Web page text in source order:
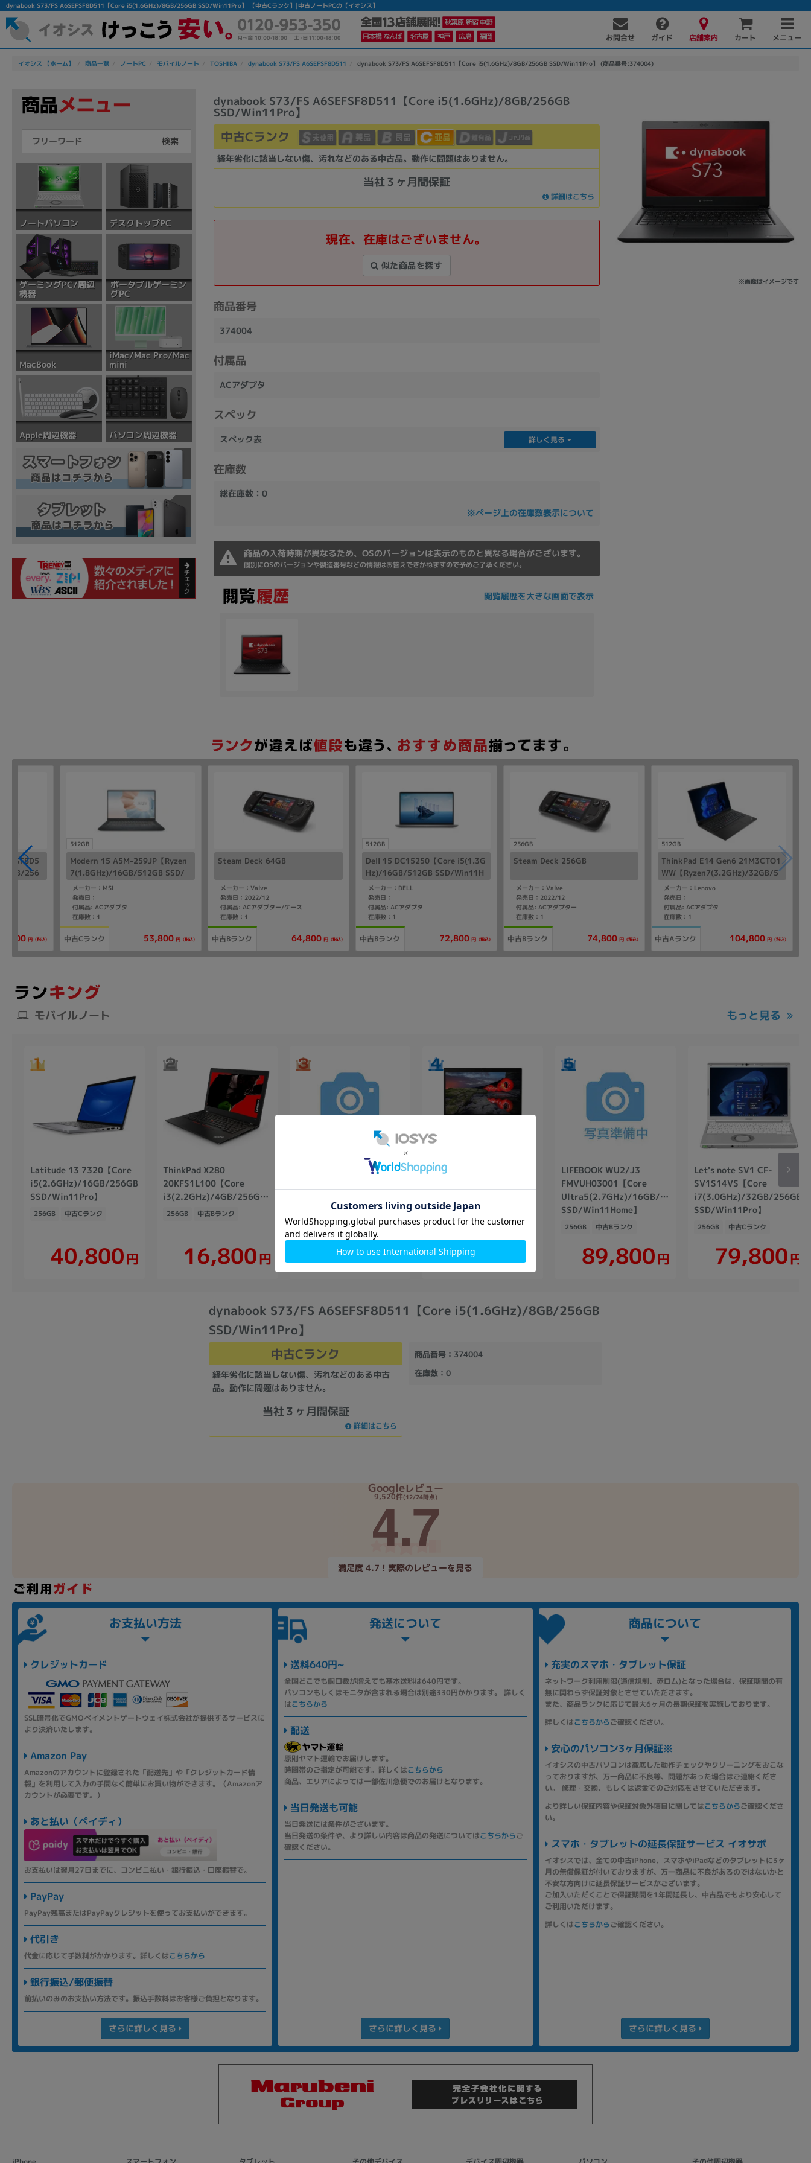
dynabook S73/FS A6SEFSF8D511【Core i5(1.6GHz)/8GB/256GB SSD/Win11Pro】 【中古Cランク】|中古ノートPCの【イオシス】
お問合せ ガイド 店舗案内 カート メニュー
イオシス 【ホーム】 商品一覧 ノートPC モバイルノート TOSHIBA dynabook S73/FS A6SEFSF8D511 dynabook S73/FS A6SEFSF8D511【Core i5(1.6GHz)/8GB/256GB SSD/Win11Pro】 (商品番号:374004)
dynabook S73/FS A6SEFSF8D511【Core i5(1.6GHz)/8GB/256GB
SSD/Win11Pro】
※画像はイメージです
中古Cランク
経年劣化に該当しない傷、汚れなどのある中古品。動作に問題はありません。
当社３ヶ月間保証
詳細はこちら
現在、在庫はございません。
似た商品を探す
商品番号
374004
付属品
ACアダプタ
スペック
スペック表 詳しく見る
在庫数
総在庫数：0
※ページ上の在庫数表示について
商品の入荷時期が異なるため、OSのバージョンは表示のものと異なる場合がございます。
個別にOSのバージョンや製造番号などの情報はお答えできかねますので予めご了承ください。
閲覧履歴を大きな画面で表示
検索
ノートパソコン デスクトップPC
ゲーミングPC/周辺
機器
ポータブルゲーミン
グPC
MacBook
iMac/Mac Pro/Mac
mini
Apple周辺機器 パソコン周辺機器
8GB/256
円 (税込)
512GB
Modern 15 A5M-259JP【Ryzen
7(1.8GHz)/16GB/512GB SSD/
Win11Home】
メーカー：MSI
発売日：
付属品: ACアダプタ
在庫数：1
中古Cランク 53,800 円 (税込)
Steam Deck 64GB
メーカー：Valve
発売日：2022/12
付属品: ACアダプター/ケース
在庫数：1
中古Bランク 64,800 円 (税込)
512GB
Dell 15 DC15250【Core i5(1.3G
Hz)/16GB/512GB SSD/Win11H
ome】
メーカー：DELL
発売日：
付属品: ACアダプタ
在庫数：1
中古Bランク 72,800 円 (税込)
256GB
Steam Deck 256GB
メーカー：Valve
発売日：2022/12
付属品: ACアダプター
在庫数：1
中古Bランク 74,800 円 (税込)
512GB
ThinkPad E14 Gen6 21M3CTO1
WW【Ryzen7(3.2GHz)/32GB/5
12GB SSD/Win11Home】
メーカー：Lenovo
発売日：
付属品: ACアダプタ
在庫数：1
中古Aランク 104,800 円 (税込)
モバイルノート もっと見る
Latitude 13 7320【Core
i5(2.6GHz)/16GB/256GB
SSD/Win11Pro】
256GB 中古Cランク
40,800円
ThinkPad X280
20KFS1L100【Core
i3(2.2GHz)/4GB/256GB/Win11Home】
256GB 中古Bランク
16,800円
SSD/Win11Pro】
256GB 中古Bランク
24,800円
ThinkPad X13 Gen1
20UGS2YJ00【Ryzen5(2.1GHz)/8GB/256GB
256GB 中古Cランク
33,800円
LIFEBOOK WU2/J3
FMVUH03001【Core
Ultra5(2.7GHz)/16GB/256GB
SSD/Win11Home】
256GB 中古Bランク
89,800円
Let's note SV1 CF-
SV1S14VS【Core
i7(3.0GHz)/32GB/256GB
SSD/Win11Pro】
256GB 中古Cランク
79,800円
dynabook S73/FS A6SEFSF8D511【Core i5(1.6GHz)/8GB/256GB
SSD/Win11Pro】
中古Cランク
経年劣化に該当しない傷、汚れなどのある中古
品。動作に問題はありません。
当社３ヶ月間保証
詳細はこちら
商品番号：374004
在庫数：0
Googleレビュー
9,520件(12/24時点)
4.7
満足度 4.7！実際のレビューを見る
お支払い方法
クレジットカード
SSL暗号化でGMOペイメントゲートウェイ株式会社が提供するサービスに
より決済いたします。
Amazon Pay
Amazonのアカウントに登録された「配送先」や「クレジットカード情
報」を利用して入力の手間なく簡単にお買い物ができます。（Amazonア
カウントが必要です。）
あと払い（ペイディ）
お支払いは翌月27日までに、コンビニ払い・銀行振込・口座振替で。
PayPay
PayPay残高またはPayPayクレジットを使ってお支払いができます。
代引き
代金に応じて手数料がかかります。詳しくはこちらから
銀行振込/郵便振替
前払いのみのお支払い方法です。振込手数料はお客様ご負担となります。
さらに詳しく見る
発送について
送料640円~
全国どこでも個口数が増えても基本送料は640円です。
パソコンもしくはモニタが含まれる場合は別途330円かかります。 詳しく
はこちらから
配送
原則ヤマト運輸でお届けします。
時間帯のご指定が可能です。詳しくはこちらから
商品、エリアによっては一部佐川急便でのお届けとなります。
当日発送も可能
当日発送には条件がございます。
当日発送の条件や、より詳しい内容は商品の発送についてはこちらからご
確認ください。
さらに詳しく見る
商品について
充実のスマホ・タブレット保証
ネットワーク利用制限(通信規制、赤ロム)となった場合は、保証期間の有
無に関わらず保証対象とさせていただきます。
また、商品ランクに応じて最大6ヶ月の長期保証を実施しております。
詳しくはこちらからご確認ください。
安心のパソコン3ヶ月保証※
イオシスの中古パソコンは徹底した動作チェックやクリーニングをおこな
っておりますが、万一商品に不良等、問題があった場合はご連絡くださ
い。 修理・交換、もしくは返金でのご対応をさせていただきます。
より詳しい保証内容や保証対象外項目に関してはこちらからご確認くださ
い。
スマホ・タブレットの延長保証サービス イオサポ
イオシスでは、全ての中古iPhone、スマホやiPadなどのタブレットに3ヶ
月の無償保証が付いておりますが、万一商品に不良があるのではないかと
不安な方向けに延長保証サービスがございます。
ご加入いただくことで保証期間を1年間延長し、中古品でもより安心して
ご利用いただけます。
詳しくはこちらからご確認ください。
さらに詳しく見る